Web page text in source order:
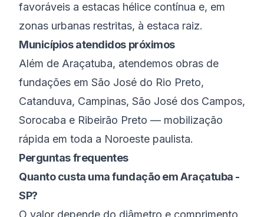
favoráveis a estacas hélice contínua e, em
zonas urbanas restritas, à estaca raiz.
Municípios atendidos próximos
Além de Araçatuba, atendemos obras de
fundações em São José do Rio Preto,
Catanduva, Campinas, São José dos Campos,
Sorocaba e Ribeirão Preto — mobilização
rápida em toda a Noroeste paulista.
Perguntas frequentes
Quanto custa uma fundação em Araçatuba -
SP?
O valor depende do diâmetro e comprimento